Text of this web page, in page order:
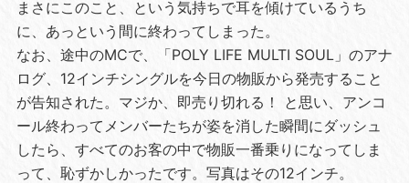
まさにこのこと、という気持ちで耳を傾けているうち
に、あっという間に終わってしまった。
なお、途中のMCで、「POLY LIFE MULTI SOUL」のアナ
ログ、12インチシングルを今日の物販から発売すること
が告知された。マジか、即売り切れる！ と思い、アンコ
ール終わってメンバーたちが姿を消した瞬間にダッシュ
したら、すべてのお客の中で物販一番乗りになってしま
って、恥ずかしかったです。写真はその12インチ。